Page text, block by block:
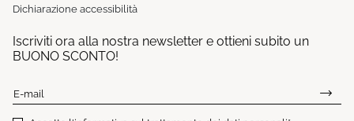
Dichiarazione accessibilità
Iscriviti ora alla nostra newsletter e ottieni subito un
BUONO SCONTO!
E-mail